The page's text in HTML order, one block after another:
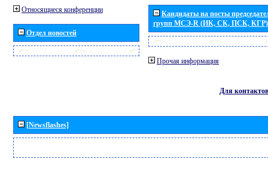
Относящиеся конференции
Отдел новостей
Кандидаты на посты
групп МСЭ-R (ИК, СК, ПСК, КГР)
Прочая информация
Для контактов
[Newsflashes]